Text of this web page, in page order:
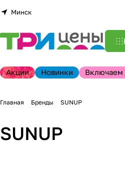
Минск
Акции Новинки Включаем
Главная Бренды SUNUP
SUNUP